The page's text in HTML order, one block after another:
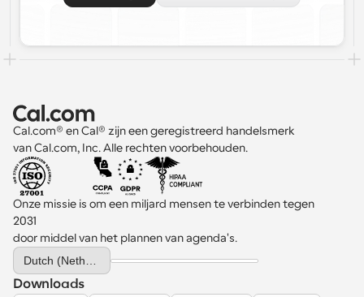
Cal.com® en Cal® zijn een geregistreerd handelsmerk
van Cal.com, Inc. Alle rechten voorbehouden.
Onze missie is om een miljard mensen te verbinden tegen
2031
door middel van het plannen van agenda's.
Select Language
Downloads